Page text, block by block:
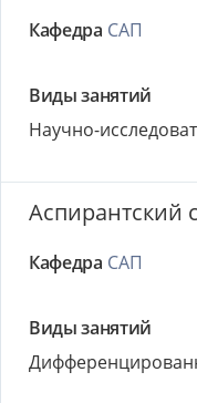
Кафедра САП
Виды занятий
Научно-
Аспирантский
Кафедра САП
Виды занятий